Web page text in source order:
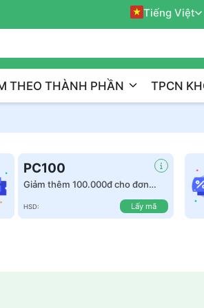
Hành Cùng Bạn Trên Hành TrìnhTiếng Việt
THEO THÀNH PHẦN TPCN
PC100
Giảm thêm 100.000đ cho đơn
HSD: Lấy mã